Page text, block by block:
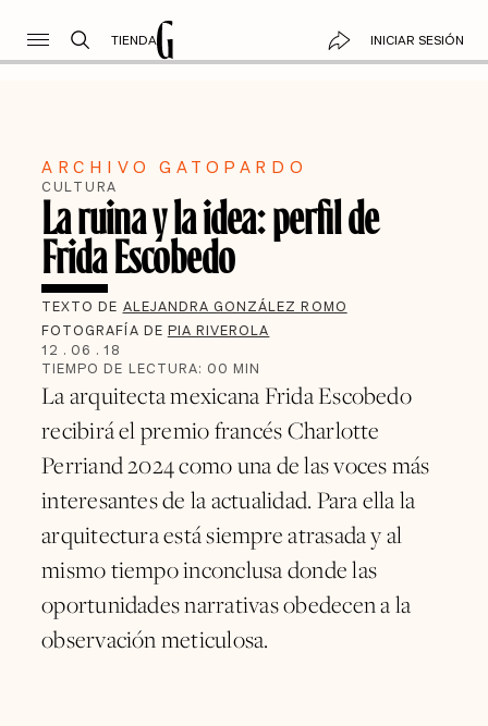
TIENDA INICIAR SESIÓN
ARCHIVO GATOPARDO
CULTURA
La ruina y la idea: perfil de
Frida Escobedo
TEXTO DE ALEJANDRA GONZÁLEZ ROMO
FOTOGRAFÍA DE PIA RIVEROLA
12 . 06 . 18
TIEMPO DE LECTURA: 00 MIN
La arquitecta mexicana Frida Escobedo
recibirá el premio francés Charlotte
Perriand 2024 como una de las voces más
interesantes de la actualidad. Para ella la
arquitectura está siempre atrasada y al
mismo tiempo inconclusa donde las
oportunidades narrativas obedecen a la
observación meticulosa.